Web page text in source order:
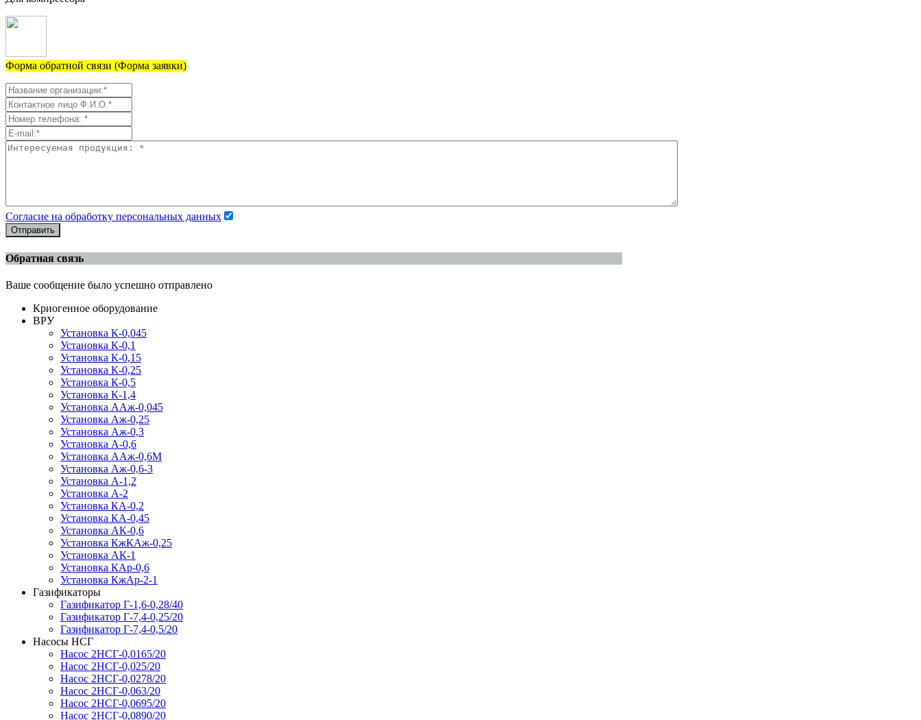
Форма обратной связи (Форма заявки)
Согласие на обработку персональных данных
Отправить
Обратная связь
Ваше сообщение было успешно отправлено
Криогенное оборудование
ВРУ
Установка К-0,045
Установка К-0,1
Установка К-0,15
Установка К-0,25
Установка К-0,5
Установка К-1,4
Установка ААж-0,045
Установка Аж-0,25
Установка Аж-0,3
Установка А-0,6
Установка ААж-0,6М
Установка Аж-0,6-3
Установка А-1,2
Установка А-2
Установка КА-0,2
Установка КА-0,45
Установка АК-0,6
Установка КжКАж-0,25
Установка АК-1
Установка КАр-0,6
Установка КжАр-2-1
Газификаторы
Газификатор Г-1,6-0,28/40
Газификатор Г-7,4-0,25/20
Газификатор Г-7,4-0,5/20
Насосы НСГ
Насос 2НСГ-0,0165/20
Насос 2НСГ-0,025/20
Насос 2НСГ-0,0278/20
Насос 2НСГ-0,063/20
Насос 2НСГ-0,0695/20
Насос 2НСГ-0,0890/20